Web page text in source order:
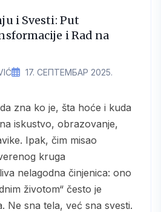
i Svesti: Put
i Rad na
17. СЕПТЕМБАР 2025.
iskustvo, obrazovanje,
Ipak, čim misao
kruga
nelagodna činjenica: ono
životom“ često je
Ne sna tela, već sna svesti.